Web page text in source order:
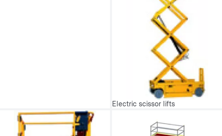
Electric scissor lifts